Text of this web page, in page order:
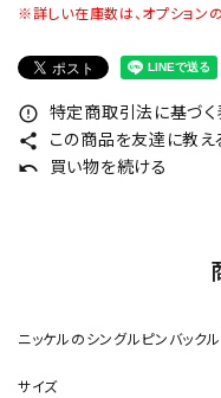
※詳しい在庫数は、オプション
error_outline 特定商取引法に基づ
share この商品を友達に教え
undo 買い物を続ける
ニッケルのシングルピンバックル
サイズ